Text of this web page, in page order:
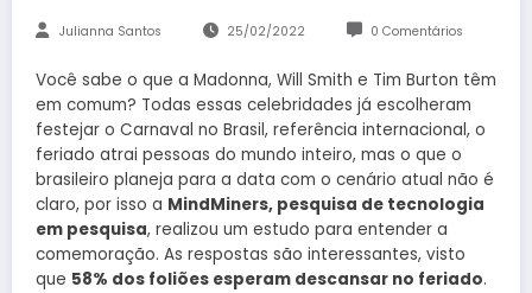
Julianna Santos 25/02/2022 0 Comentários
Você sabe o que a Madonna, Will Smith e Tim Burton têm
em comum? Todas essas celebridades já escolheram
festejar o Carnaval no Brasil, referência internacional, o
feriado atrai pessoas do mundo inteiro, mas o que o
brasileiro planeja para a data com o cenário atual não é
claro, por isso a MindMiners, pesquisa de tecnologia
em pesquisa, realizou um estudo para entender a
comemoração. As respostas são interessantes, visto
que 58% dos foliões esperam descansar no feriado.